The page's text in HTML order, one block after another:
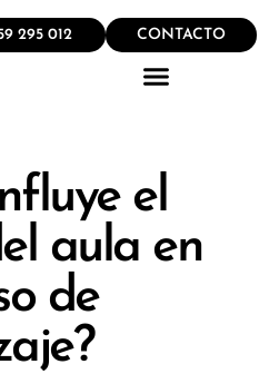
295 012 CONTACTO
el
aula en
de